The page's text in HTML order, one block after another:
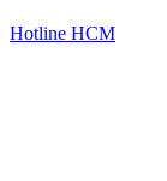
Hotline HCM